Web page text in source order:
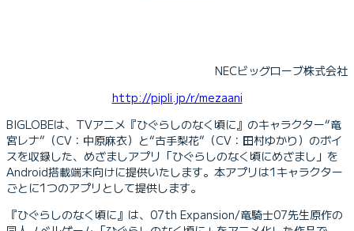
NECビッグローブ株式会社
http://pipli.jp/r/mezaani
BIGLOBEは、TVアニメ『ひぐらしのなく頃に』のキャラクター“竜
宮レナ”（CV：中原麻衣）と“古手梨花”（CV：田村ゆかり）のボイ
スを収録した、めざましアプリ「ひぐらしのなく頃にめざまし」を
Android搭載端末向けに提供いたします。本アプリは1キャラクター
ごとに1つのアプリとして提供します。
『ひぐらしのなく頃に』は、07th Expansion/竜騎士07先生原作の